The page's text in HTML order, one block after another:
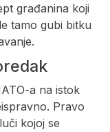
građanina koji
tamo gubi bitku
a na istok
Pravo
kojoj se